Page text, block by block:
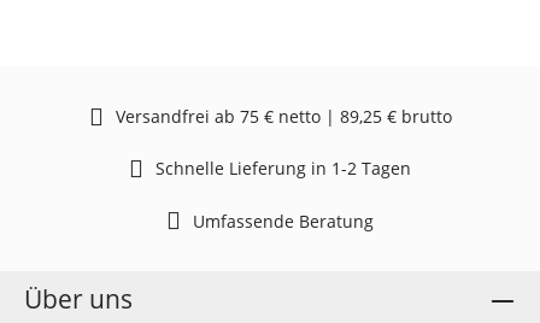
Versandfrei ab 75 € netto | 89,25 € brutto
Schnelle Lieferung in 1-2 Tagen
Umfassende Beratung
Über uns